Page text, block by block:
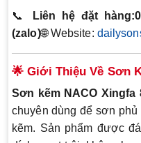
📞 Liên hệ đặt hàng:
(zalo)🌐 Website:
🌟 Giới Thiệu Về Sơn
Sơn kẽm NACO Xingfa
chuyên dùng để sơn
kẽm. Sản phẩm được